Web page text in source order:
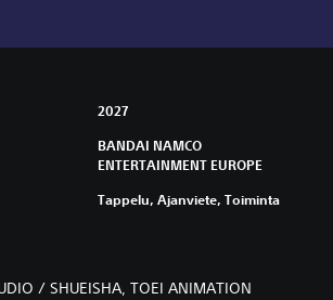
2027
BANDAI NAMCO
ENTERTAINMENT EUROPE
Tappelu, Ajanviete, Toiminta
/ SHUEISHA, TOEI ANIMATION